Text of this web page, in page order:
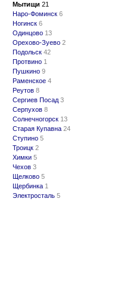
Мытищи 21
Наро-Фоминск 6
Ногинск 6
Одинцово 13
Орехово-Зуево 2
Подольск 42
Протвино 1
Пушкино 9
Раменское 4
Реутов 8
Сергиев Посад 3
Серпухов 8
Солнечногорск 13
Старая Купавна 24
Ступино 5
Троицк 2
Химки 5
Чехов 3
Щелково 5
Щербинка 1
Электросталь 5